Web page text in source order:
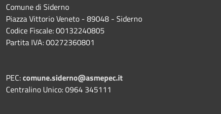
Comune di Siderno
Piazza Vittorio Veneto - 89048 - Siderno
Codice Fiscale: 00132240805
Partita IVA: 00272360801
PEC:comune.siderno@asmepec.it
Centralino Unico: 0964 345111